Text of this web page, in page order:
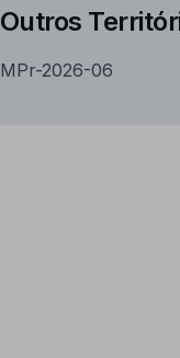
Outros
MPr-2026-06